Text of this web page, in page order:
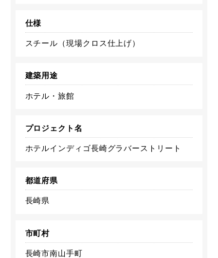
仕様
スチール（現場クロス仕上げ）
建築用途
ホテル・旅館
プロジェクト名
ホテルインディゴ長崎グラバーストリート
都道府県
長崎県
市町村
長崎市南山手町